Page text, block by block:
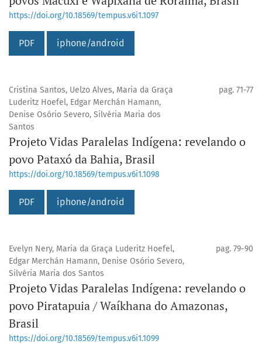
https://doi.org/10.18569/tempus.v6i1.1097
PDF iphone/android
Cristina Santos, Uelzo Alves, Maria da Graça
Luderitz Hoefel, Edgar Merchán Hamann,
Denise Osório Severo, Silvéria Maria dos
Santos
pag. 71-77
Projeto Vidas Paralelas Indígena: revelando o
povo Pataxó da Bahia, Brasil
https://doi.org/10.18569/tempus.v6i1.1098
PDF iphone/android
Evelyn Nery, Maria da Graça Luderitz Hoefel,
Edgar Merchán Hamann, Denise Osório Severo,
Silvéria Maria dos Santos
pag. 79-90
Projeto Vidas Paralelas Indígena: revelando o
povo Piratapuia / Waíkhana do Amazonas,
Brasil
https://doi.org/10.18569/tempus.v6i1.1099